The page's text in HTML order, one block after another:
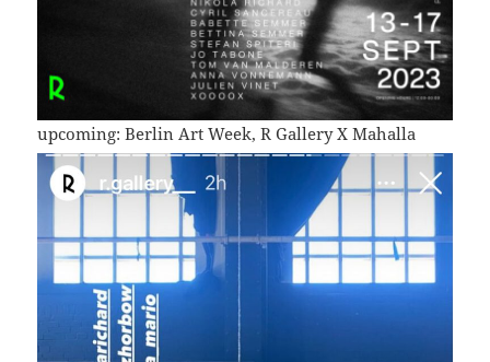
upcoming: Berlin Art Week, R Gallery X Mahalla